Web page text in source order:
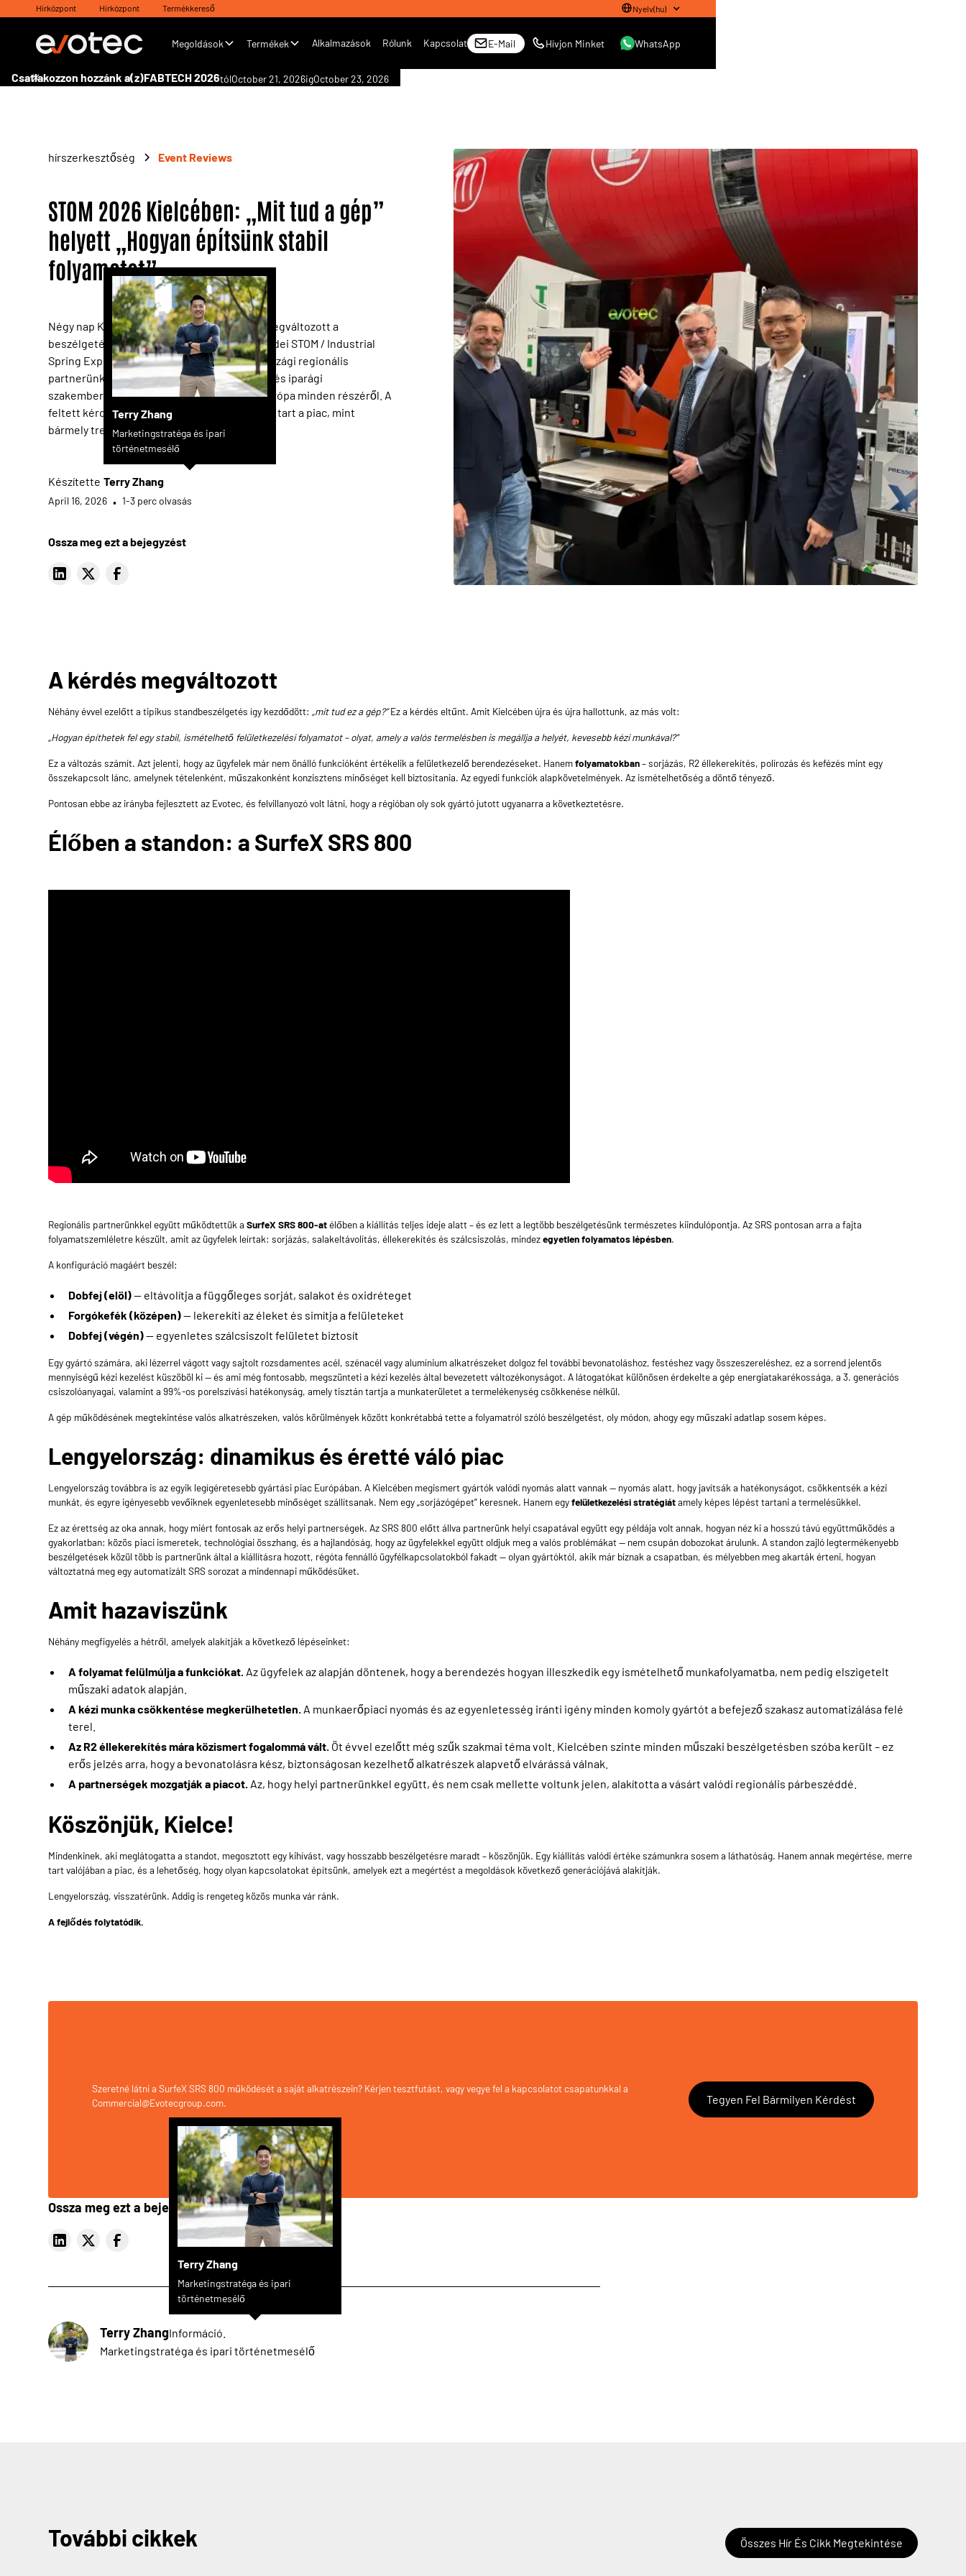
Hírközpont Hírközpont Termékkereső Nyelv(hu)
Megoldások Termékek Alkalmazások Rólunk Kapcsolat E-Mail Hívjon Minket WhatsApp
Csatlakozzon hozzánk a(z)FABTECH 2026tólOctober 21, 2026igOctober 23, 2026
hírszerkesztőség Event Reviews
STOM 2026 Kielcében: „Mit tud a gép”
helyett „Hogyan építsünk stabil
folyamatot”
Négy nap Kielcében, egyértelmű tanulság: megváltozott a
beszélgetés a lengyel gyártóüzemekben. Az idei STOM / Industrial
Spring Expo kiállításon az Evotec – lengyelországi regionális
partnerünkkel együtt – ügyfeleket, gyártókat és iparági
szakembereket fogadott Közép- és Kelet-Európa minden részéről. A
feltett kérdések többet elárultak arról, merre tart a piac, mint
bármely trendjelentés.
Készítette
Terry Zhang
Marketingstratéga és ipari
történetmesélő
Terry Zhang
April 16, 2026 • 1-3 perc olvasás
Ossza meg ezt a bejegyzést
A kérdés megváltozott
Néhány évvel ezelőtt a tipikus standbeszélgetés így kezdődött: „mit tud ez a gép?”Ez a kérdés eltűnt. Amit Kielcében újra és újra hallottunk, az más volt:
„Hogyan építhetek fel egy stabil, ismételhető felületkezelési folyamatot – olyat, amely a valós termelésben is megállja a helyét, kevesebb kézi munkával?”
Ez a változás számít. Azt jelenti, hogy az ügyfelek már nem önálló funkcióként értékelik a felületkezelő berendezéseket. Hanemfolyamatokban– sorjázás, R2 éllekerekítés, polírozás és kefézés mint egy
összekapcsolt lánc, amelynek tételenként, műszakonként konzisztens minőséget kell biztosítania. Az egyedi funkciók alapkövetelmények. Az ismételhetőség a döntő tényező.
Pontosan ebbe az irányba fejlesztett az Evotec, és felvillanyozó volt látni, hogy a régióban oly sok gyártó jutott ugyanarra a következtetésre.
Élőben a standon: a SurfeX SRS 800
Regionális partnerünkkel együtt működtettük aSurfeX SRS 800-atélőben a kiállítás teljes ideje alatt – és ez lett a legtöbb beszélgetésünk természetes kiindulópontja. AzSRS pontosan arra a fajta
folyamatszemléletre készült, amit az ügyfelek leírtak: sorjázás, salakeltávolítás, éllekerekítés és szálcsiszolás, mindezegyetlen folyamatos lépésben.
A konfiguráció magáért beszél:
Dobfej (elöl)— eltávolítja a függőleges sorját, salakot és oxidréteget
Forgókefék (középen)— lekerekíti az éleket és simítja a felületeket
Dobfej (végén)— egyenletes szálcsiszolt felületet biztosít
Egy gyártó számára, aki lézerrel vágott vagy sajtolt rozsdamentes acél, szénacél vagy alumínium alkatrészeket dolgoz fel további bevonatoláshoz, festéshez vagy összeszereléshez, ez a sorrend jelentős
mennyiségű kézi kezelést küszöböl ki — és ami még fontosabb, megszünteti a kézi kezelés által bevezetett változékonyságot. A látogatókat különösen érdekelte a gép energiatakarékossága, a 3. generációs
csiszolóanyagai, valamint a 99%-os porelszívási hatékonyság, amely tisztán tartja a munkaterületet a termelékenység csökkenése nélkül.
A gép működésének megtekintése valós alkatrészeken, valós körülmények között konkrétabbá tette a folyamatról szóló beszélgetést, oly módon, ahogy egy műszaki adatlap sosem képes.
Lengyelország: dinamikus és éretté váló piac
Lengyelország továbbra is az egyik legígéretesebb gyártási piac Európában. A Kielcében megismert gyártók valódi nyomás alatt vannak — nyomás alatt, hogy javítsák a hatékonyságot, csökkentsék a kézi
munkát, és egyre igényesebb vevőiknek egyenletesebb minőséget szállítsanak. Nem egy „sorjázógépet” keresnek. Hanem egyfelületkezelési stratégiátamely képes lépést tartani a termelésükkel.
Ez az érettség az oka annak, hogy miért fontosak az erős helyi partnerségek. AzSRS 800előtt állva partnerünk helyi csapatával együtt egy példája volt annak, hogyan néz ki a hosszú távú együttműködés a
gyakorlatban: közös piaci ismeretek, technológiai összhang, és a hajlandóság, hogy az ügyfelekkel együtt oldjuk meg a valós problémákat — nem csupán dobozokat árulunk. A standon zajló legtermékenyebb
beszélgetések közül több is partnerünk által a kiállításra hozott, régóta fennálló ügyfélkapcsolatokból fakadt — olyan gyártóktól, akik már bíznak a csapatban, és mélyebben meg akarták érteni, hogyan
változtatná meg egy automatizáltSRSsorozat a mindennapi működésüket.
Amit hazaviszünk
Néhány megfigyelés a hétről, amelyek alakítják a következő lépéseinket:
A folyamat felülmúlja a funkciókat. Az ügyfelek az alapján döntenek, hogy a berendezés hogyan illeszkedik egy ismételhető munkafolyamatba, nem pedig elszigetelt
műszaki adatok alapján.
A kézi munka csökkentése megkerülhetetlen. A munkaerőpiaci nyomás és az egyenletesség iránti igény minden komoly gyártót a befejező szakasz automatizálása felé
terel.
Az R2 éllekerekítés mára közismert fogalommá vált. Öt évvel ezelőtt még szűk szakmai téma volt. Kielcében szinte minden műszaki beszélgetésben szóba került – ez
erős jelzés arra, hogy a bevonatolásra kész, biztonságosan kezelhető alkatrészek alapvető elvárássá válnak.
A partnerségek mozgatják a piacot. Az, hogy helyi partnerünkkel együtt, és nem csak mellette voltunk jelen, alakította a vásárt valódi regionális párbeszéddé.
Köszönjük, Kielce!
Mindenkinek, aki meglátogatta a standot, megosztott egy kihívást, vagy hosszabb beszélgetésre maradt – köszönjük. Egy kiállítás valódi értéke számunkra sosem a láthatóság. Hanem annak megértése, merre
tart valójában a piac, és a lehetőség, hogy olyan kapcsolatokat építsünk, amelyek ezt a megértést a megoldások következő generációjává alakítják.
Lengyelország, visszatérünk. Addig is rengeteg közös munka vár ránk.
A fejlődés folytatódik.
Szeretné látni a SurfeX SRS 800 működését a saját alkatrészein? Kérjen tesztfutást, vagy vegye fel a kapcsolatot csapatunkkal a
Commercial@Evotecgroup.com. Tegyen Fel Bármilyen Kérdést
Ossza meg ezt a bejegyzést
Terry Zhang
Terry Zhang
Marketingstratéga és ipari
történetmesélő
Információ.
Marketingstratéga és ipari történetmesélő
További cikkek Összes Hír És Cikk Megtekintése